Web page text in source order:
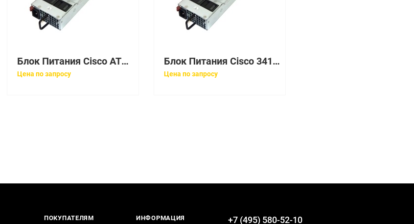
Блок Питания Cisco AT2014A-0901 13,8V 1,53A 21W
Цена по запросу
Блок Питания Cisco 341-0183-02 48V 2,08A 100W
Цена по запросу
ПОКУПАТЕЛЯМ ИНФОРМАЦИЯ +7 (495) 580-52-10